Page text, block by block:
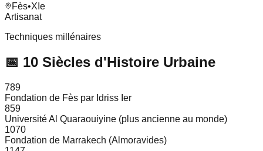
Fès•XIe
Artisanat
Techniques millénaires
📅 10 Siècles d'Histoire Urbaine
789
Fondation de Fès par Idriss Ier
859
Université Al Quaraouiyine (plus ancienne au monde)
1070
Fondation de Marrakech (Almoravides)